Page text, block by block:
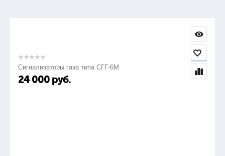
Сигнализаторы газа типа СГГ-6М
24 000 руб.